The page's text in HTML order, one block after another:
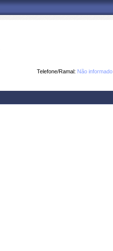
Telefone/Ramal: Não informado